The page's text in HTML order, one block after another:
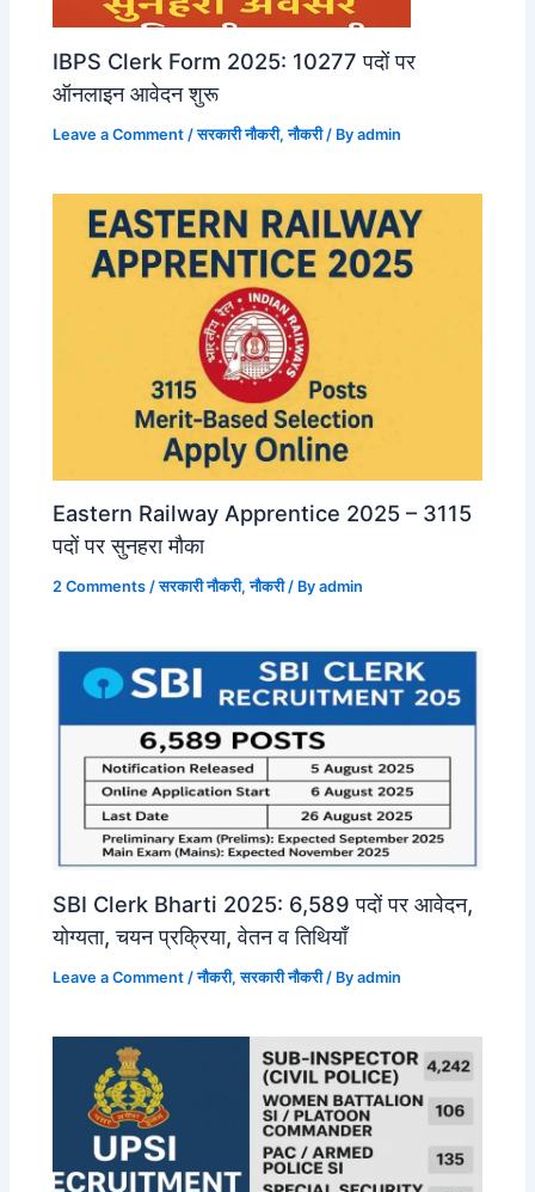
IBPS Clerk Form 2025: 10277 पदों पर
ऑनलाइन आवेदन शुरू
Leave a Comment /सरकारी नौकरी,नौकरी/ Byadmin
Eastern Railway Apprentice 2025 – 3115
पदों पर सुनहरा मौका
2 Comments /सरकारी नौकरी,नौकरी/ Byadmin
SBI Clerk Bharti 2025: 6,589 पदों पर आवेदन,
योग्यता, चयन प्रक्रिया, वेतन व तिथियाँ
Leave a Comment /नौकरी,सरकारी नौकरी/ Byadmin